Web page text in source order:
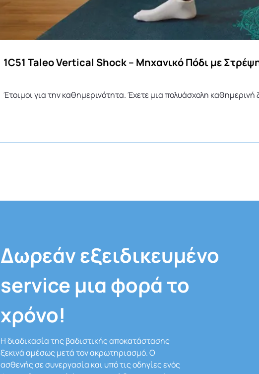
1C51 Taleo Vertical Shock – Μηχανικό Πόδι με
Έτοιμοι για την καθημερινότητα. Έχετε μια πολυάσχολη
Δωρεάν εξειδικευμένο
service μια φορά το
χρόνο!
Η διαδικασία της βαδιστικής αποκατάστασης
ξεκινά αμέσως μετά τον ακρωτηριασμό. Ο
ασθενής σε συνεργασία και υπό τις οδηγίες ενός